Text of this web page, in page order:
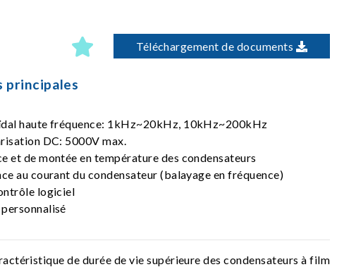
Téléchargement de documents
principales
haute fréquence: 1kHz~20kHz, 10kHz~200kHz
DC: 5000V max.
et de montée en température des condensateurs
au courant du condensateur (balayage en fréquence)
logiciel
de durée de vie supérieure des condensateurs à film